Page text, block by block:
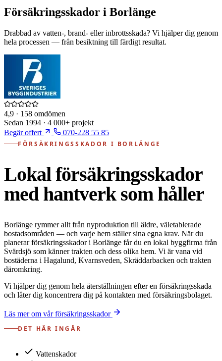
Försäkringsskador i Borlänge
Drabbad av vatten-, brand- eller inbrottsskada? Vi hjälper dig genom
hela processen — från besiktning till färdigt resultat.
4,9 · 158 omdömen
Sedan 1994 · 4 000+ projekt
Begär offert
070-228 55 85
FÖRSÄKRINGSSKADOR I BORLÄNGE
Lokal försäkringsskador
med hantverk som håller
Borlänge rymmer allt från nyproduktion till äldre, väletablerade
bostadsområden — och varje hem ställer sina egna krav. När du
planerar försäkringsskador i Borlänge får du en lokal byggfirma från
Svärdsjö som känner trakten och dess olika hem. Vi är vana vid
bostäderna i Hagalund, Kvarnsveden, Skräddarbacken och trakten
däromkring.
Vi hjälper dig genom hela återställningen efter en försäkringsskada
och låter dig koncentrera dig på kontakten med försäkringsbolaget.
Läs mer om vår försäkringsskador
DET HÄR INGÅR
Vattenskador